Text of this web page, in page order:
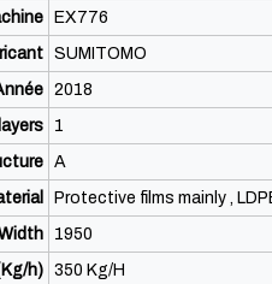
EX776
SUMITOMO
2018
1
A
Protective films mainly ,
1950
h) 350 Kg/H